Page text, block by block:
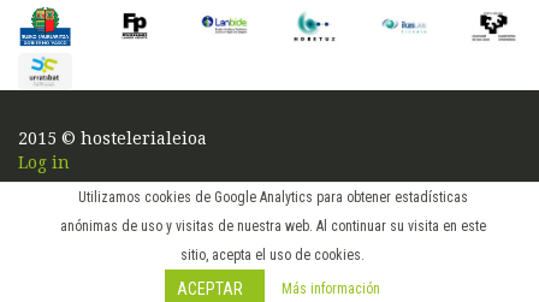
Utilizamos cookies de Google Analytics para obtener estadísticas
anónimas de uso y visitas de nuestra web. Al continuar su visita en este
sitio, acepta el uso de cookies.
ACEPTAR Más información
2015 © hostelerialeioa
Log in